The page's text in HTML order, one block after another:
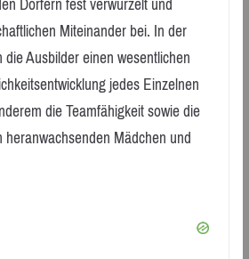
Miteinander bei. In der
Ausbilder einen wesentlichen
jedes Einzelnen
die Teamfähigkeit sowie die
Mädchen und